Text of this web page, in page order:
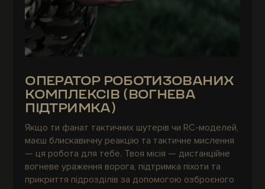
ОПЕРАТОР РОБОТИЗОВАНИХ
КОМПЛЕКСІВ (ВОГНЕВА
ПІДТРИМКА)
Якщо ти фанат тактичних шутерів чи RC-моделей,
маєш блискавичну реакцію та тактичне мислення
— ця робота для тебе. Твоя місія — дистанційне
вогневе ураження ворога, підтримка піхоти та
прикриття підрозділів за допомогою озброєного